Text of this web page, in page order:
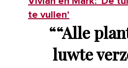
te vullen’
““Alle
luwte